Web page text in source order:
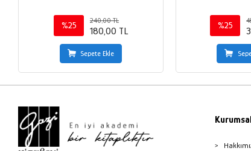
%25
240,00 TL
180,00 TL
Sepete Ekle
%25
Kurumsal